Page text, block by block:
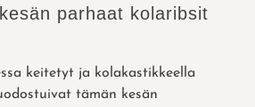
parhaat kolaribsit
keitetyt ja kolakastikkeella
tämän kesän